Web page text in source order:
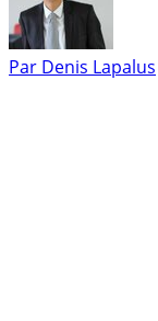
Par Denis Lapalus